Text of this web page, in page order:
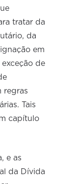
tratar da
da
em
de
regras
Tais
capítulo
e as
da Dívida